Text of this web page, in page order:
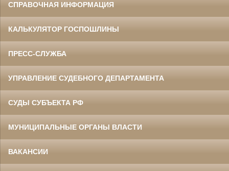
СПРАВОЧНАЯ ИНФОРМАЦИЯ
КАЛЬКУЛЯТОР ГОСПОШЛИНЫ
ПРЕСС-СЛУЖБА
УПРАВЛЕНИЕ СУДЕБНОГО ДЕПАРТАМЕНТА
СУДЫ СУБЪЕКТА РФ
МУНИЦИПАЛЬНЫЕ ОРГАНЫ ВЛАСТИ
ВАКАНСИИ